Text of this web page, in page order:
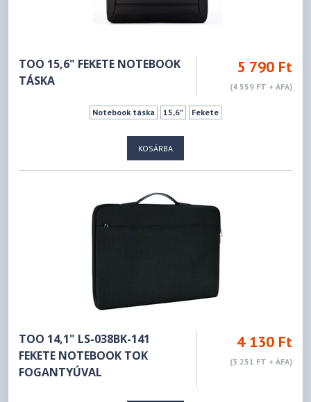
TOO 15,6" FEKETE NOTEBOOK
TÁSKA
5 790 Ft
(4 559 FT + ÁFA)
Notebook táska 15,6" Fekete
KOSÁRBA
TOO 14,1" LS-038BK-141
FEKETE NOTEBOOK TOK
FOGANTYÚVAL
4 130 Ft
(3 251 FT + ÁFA)